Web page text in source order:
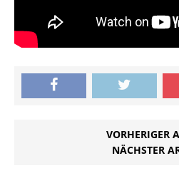
VORHERIGER
NÄCHSTER